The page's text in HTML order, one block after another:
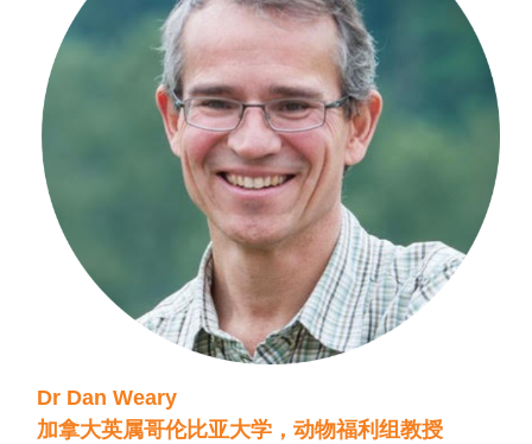
Dr Dan Weary
加拿大英属哥伦比亚大学，动物福利组教授